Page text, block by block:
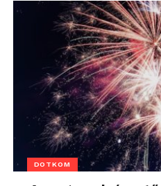
DOTKOM